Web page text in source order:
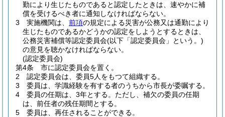
勤により生じたものであると認定したときは、速やかに補
償を受けるべき者に通知しなければならない。
3
実施機関は、 前項の規定による災害が公務又は通勤により
生じたものであるかどうかの認定をしようとするときは、
公務災害補償等認定委員会(以下「認定委員会」という。)
の意見を聴かなければならない。
(認定委員会)
第4条
市に認定委員会を置く。
2
認定委員会は、委員5人をもつて組織する。
3
委員は、学識経験を有する者のうちから市長が委嘱する。
4
委員の任期は、3年とする。 ただし、補欠の委員の任期
は、前任者の残任期間とする。
5
委員は、再任されることができる。